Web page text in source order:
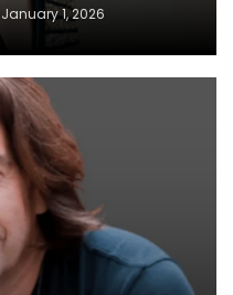
January 1, 2026